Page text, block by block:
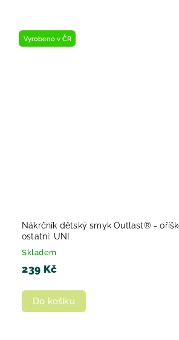
Vyrobeno v ČR
Nákrčník dětský smyk Outlast® -
ostatní: UNI
Skladem
239 Kč
Do košíku